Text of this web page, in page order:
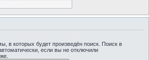
в которых будет произведён поиск. Поиск в
если вы не отключили